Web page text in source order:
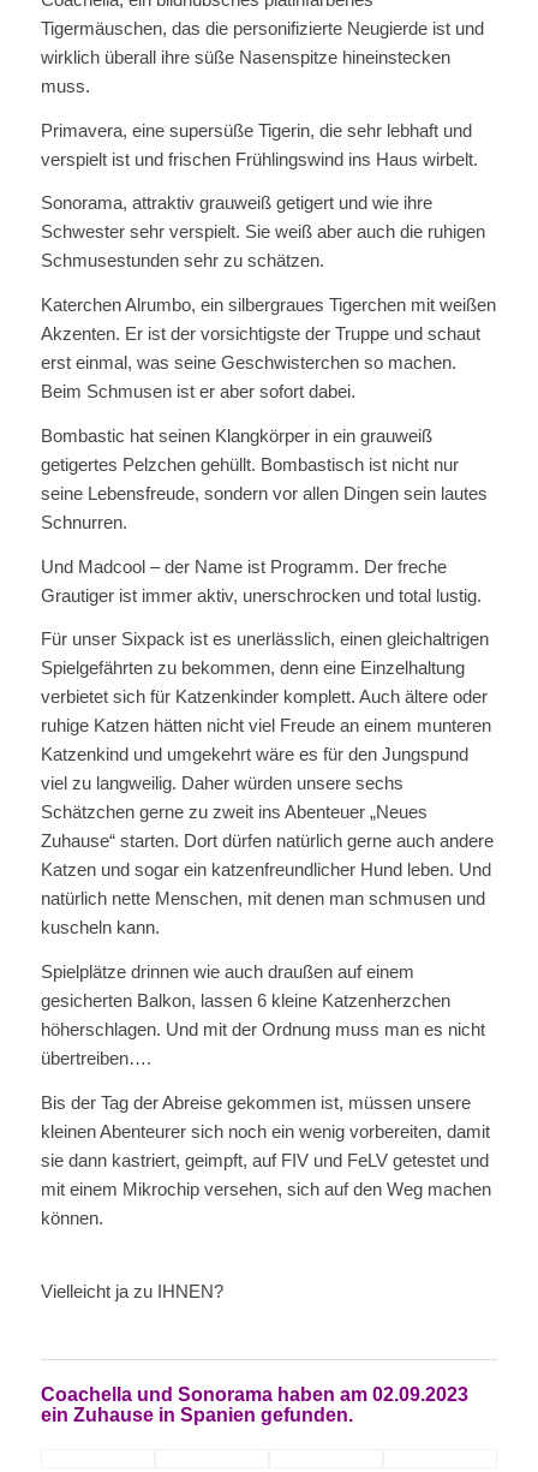
Tigermäuschen, das die personifizierte Neugierde ist und
wirklich überall ihre süße Nasenspitze hineinstecken
muss.
Primavera, eine supersüße Tigerin, die sehr lebhaft und
verspielt ist und frischen Frühlingswind ins Haus wirbelt.
Sonorama, attraktiv grauweiß getigert und wie ihre
Schwester sehr verspielt. Sie weiß aber auch die ruhigen
Schmusestunden sehr zu schätzen.
Katerchen Alrumbo, ein silbergraues Tigerchen mit weißen
Akzenten. Er ist der vorsichtigste der Truppe und schaut
erst einmal, was seine Geschwisterchen so machen.
Beim Schmusen ist er aber sofort dabei.
Bombastic hat seinen Klangkörper in ein grauweiß
getigertes Pelzchen gehüllt. Bombastisch ist nicht nur
seine Lebensfreude, sondern vor allen Dingen sein lautes
Schnurren.
Und Madcool – der Name ist Programm. Der freche
Grautiger ist immer aktiv, unerschrocken und total lustig.
Für unser Sixpack ist es unerlässlich, einen gleichaltrigen
Spielgefährten zu bekommen, denn eine Einzelhaltung
verbietet sich für Katzenkinder komplett. Auch ältere oder
ruhige Katzen hätten nicht viel Freude an einem munteren
Katzenkind und umgekehrt wäre es für den Jungspund
viel zu langweilig. Daher würden unsere sechs
Schätzchen gerne zu zweit ins Abenteuer „Neues
Zuhause“ starten. Dort dürfen natürlich gerne auch andere
Katzen und sogar ein katzenfreundlicher Hund leben. Und
natürlich nette Menschen, mit denen man schmusen und
kuscheln kann.
Spielplätze drinnen wie auch draußen auf einem
gesicherten Balkon, lassen 6 kleine Katzenherzchen
höherschlagen. Und mit der Ordnung muss man es nicht
übertreiben….
Bis der Tag der Abreise gekommen ist, müssen unsere
kleinen Abenteurer sich noch ein wenig vorbereiten, damit
sie dann kastriert, geimpft, auf FIV und FeLV getestet und
mit einem Mikrochip versehen, sich auf den Weg machen
können.
Vielleicht ja zu IHNEN?
Coachella und Sonorama haben am 02.09.2023
ein Zuhause in Spanien gefunden.